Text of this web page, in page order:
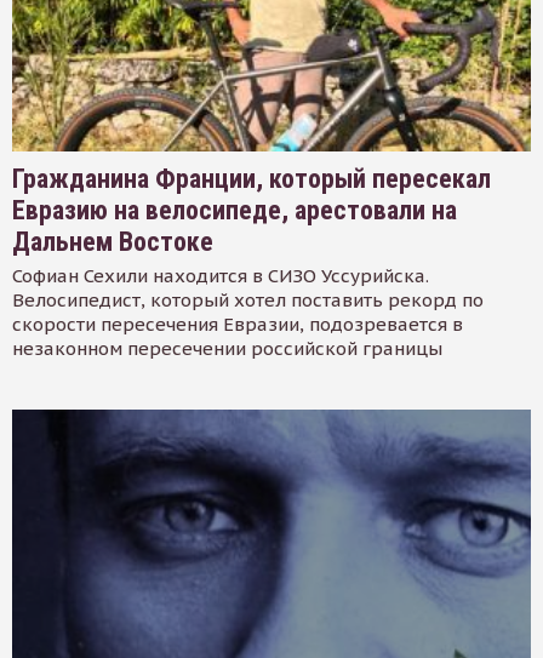
Гражданина Франции, который пересекал
Евразию на велосипеде, арестовали на
Дальнем Востоке
Софиан Сехили находится в СИЗО Уссурийска.
Велосипедист, который хотел поставить рекорд по
скорости пересечения Евразии, подозревается в
незаконном пересечении российской границы